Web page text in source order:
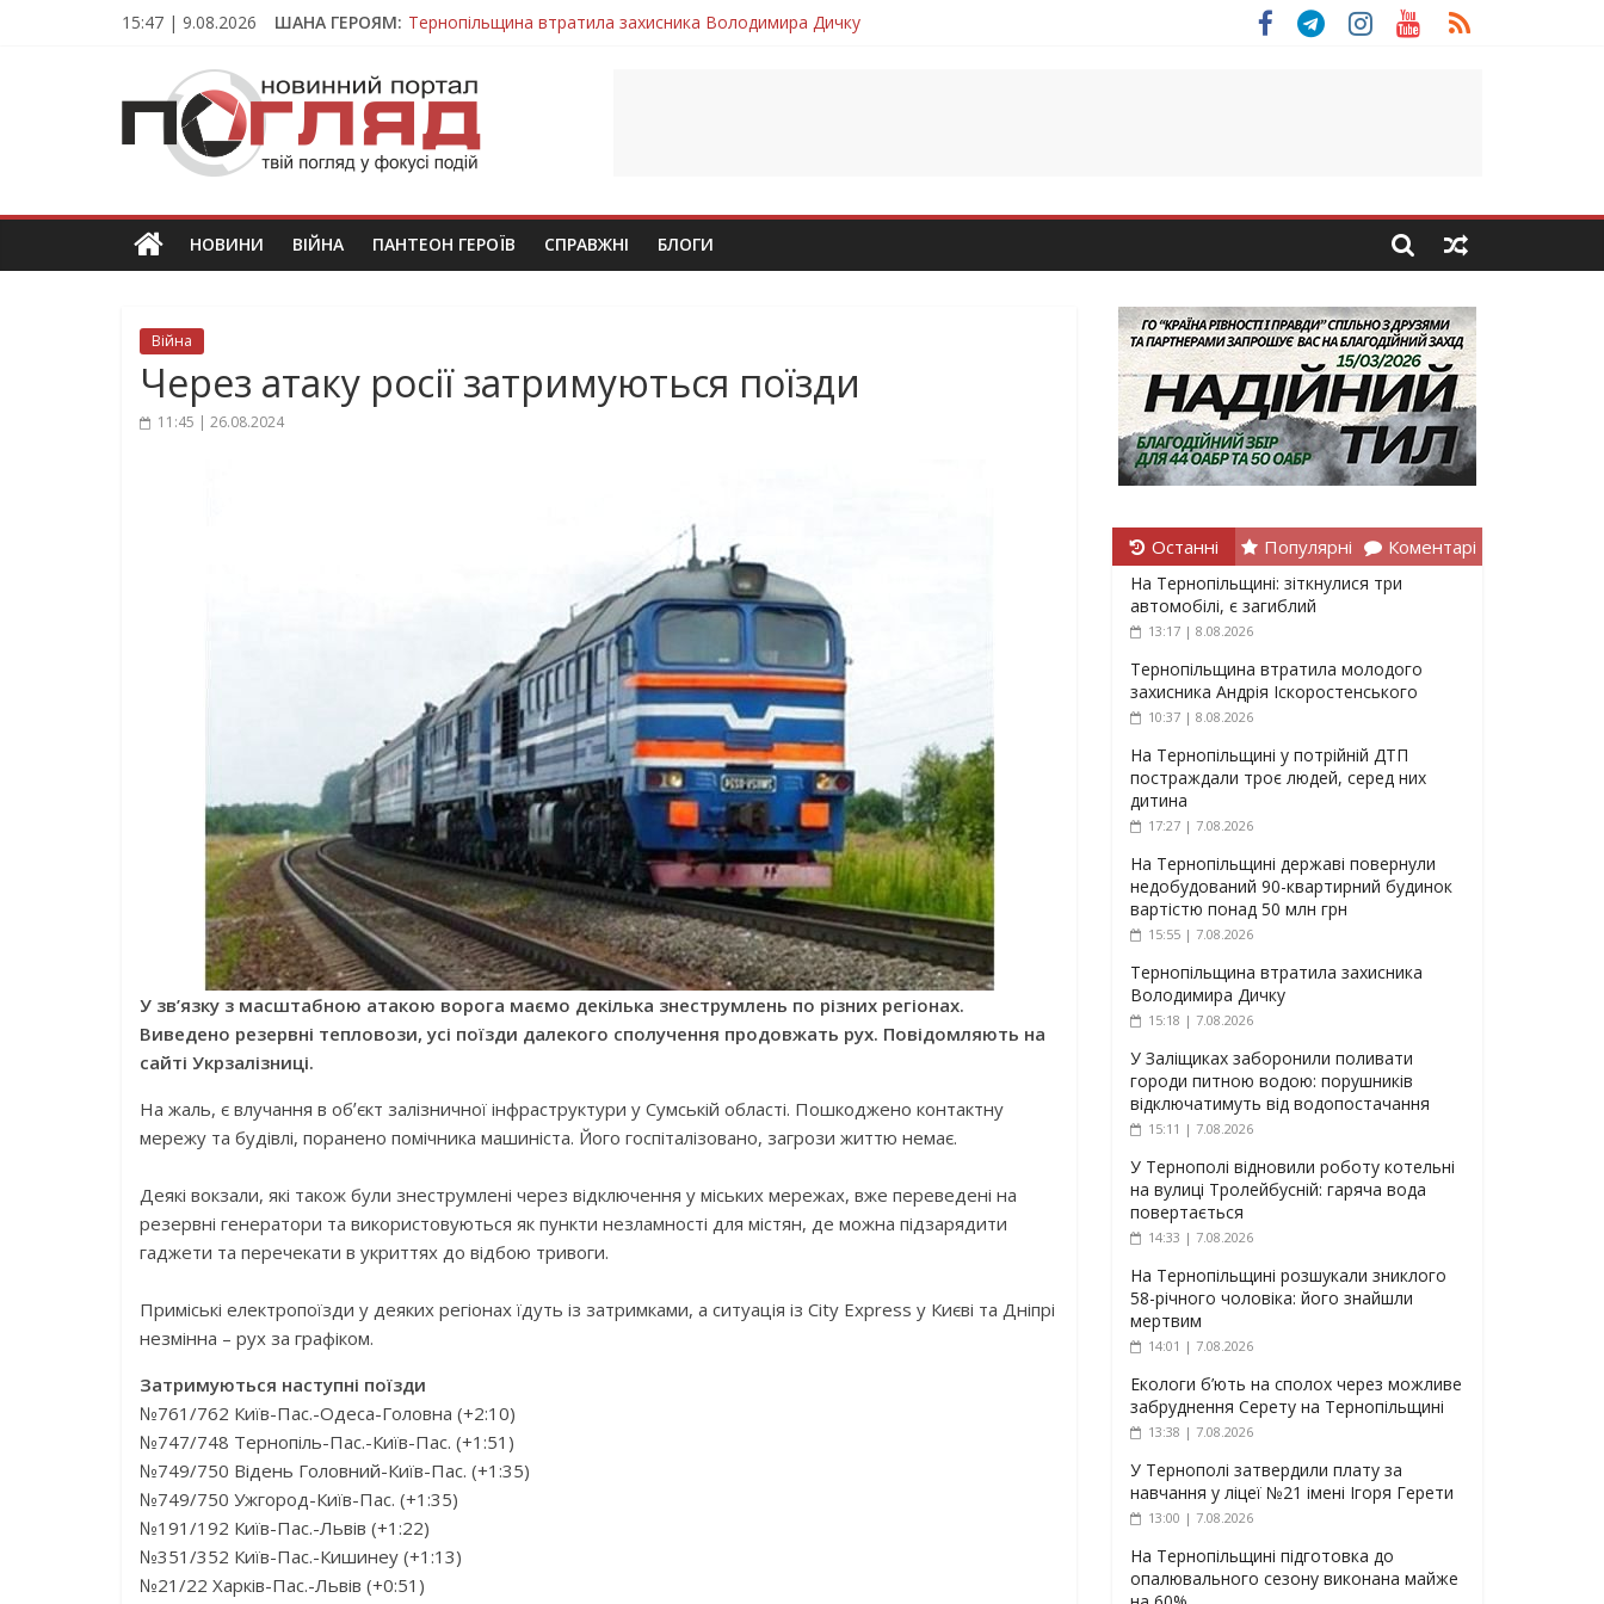
15:47 | 9.08.2026 ШАНА ГЕРОЯМ: Тернопільщина втратила захисника Володимира Дичку
На війні загинув молодий захисник Дмитро Березко з Тернопільщини
Тернопільщина втратила захисника Володимира Вельму
Тернопільщина втратила молодого захисника Андрія Іскоростенського
ПОГЛЯД
Новини
Тернополя.
новини
та
НОВИНИ ВІЙНА ПАНТЕОН ГЕРОЇВ СПРАВЖНІ БЛОГИ
Війна
Через атаку росії затримуються поїзди
11:45 | 26.08.2024
У зв’язку з масштабною атакою ворога маємо декілька знеструмлень по різних регіонах.
Виведено резервні тепловози, усі поїзди далекого сполучення продовжать рух. Повідомляють на
сайті Укрзалізниці.
На жаль, є влучання в обʼєкт залізничної інфраструктури у Сумській області. Пошкоджено контактну
мережу та будівлі, поранено помічника машиніста. Його госпіталізовано, загрози життю немає.
Деякі вокзали, які також були знеструмлені через відключення у міських мережах, вже переведені на
резервні генератори та використовуються як пункти незламності для містян, де можна підзарядити
гаджети та перечекати в укриттях до відбою тривоги.
Приміські електропоїзди у деяких регіонах їдуть із затримками, а ситуація із City Express у Києві та Дніпрі
незмінна – рух за графіком.
Затримуються наступні поїзди
№761/762 Київ-Пас.-Одеса-Головна (+2:10)
№747/748 Тернопіль-Пас.-Київ-Пас. (+1:51)
№749/750 Відень Головний-Київ-Пас. (+1:35)
№749/750 Ужгород-Київ-Пас. (+1:35)
№191/192 Київ-Пас.-Львів (+1:22)
№351/352 Київ-Пас.-Кишинеу (+1:13)
№21/22 Харків-Пас.-Львів (+0:51)
Останні Популярні Коментарі
На Тернопільщині: зіткнулися три
автомобілі, є загиблий
13:17 | 8.08.2026
Тернопільщина втратила молодого
захисника Андрія Іскоростенського
10:37 | 8.08.2026
На Тернопільщині у потрійній ДТП
постраждали троє людей, серед них
дитина
17:27 | 7.08.2026
На Тернопільщині державі повернули
недобудований 90-квартирний будинок
вартістю понад 50 млн грн
15:55 | 7.08.2026
Тернопільщина втратила захисника
Володимира Дичку
15:18 | 7.08.2026
У Заліщиках заборонили поливати
городи питною водою: порушників
відключатимуть від водопостачання
15:11 | 7.08.2026
У Тернополі відновили роботу котельні
на вулиці Тролейбусній: гаряча вода
повертається
14:33 | 7.08.2026
На Тернопільщині розшукали зниклого
58-річного чоловіка: його знайшли
мертвим
14:01 | 7.08.2026
Екологи б’ють на сполох через можливе
забруднення Серету на Тернопільщині
13:38 | 7.08.2026
У Тернополі затвердили плату за
навчання у ліцеї №21 імені Ігоря Герети
13:00 | 7.08.2026
На Тернопільщині підготовка до
опалювального сезону виконана майже